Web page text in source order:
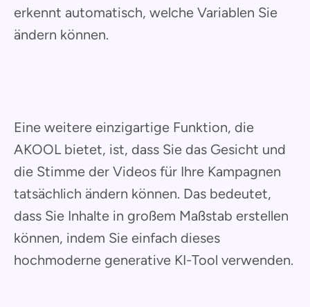
erkennt automatisch, welche Variablen Sie
ändern können.
Eine weitere einzigartige Funktion, die
AKOOL bietet, ist, dass Sie das Gesicht und
die Stimme der Videos für Ihre Kampagnen
tatsächlich ändern können. Das bedeutet,
dass Sie Inhalte in großem Maßstab erstellen
können, indem Sie einfach dieses
hochmoderne generative KI-Tool verwenden.